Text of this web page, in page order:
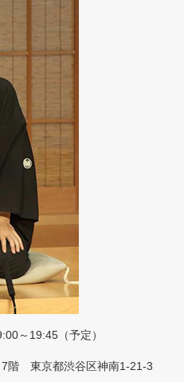
～19:45（予定）
階 東京都渋谷区神南1-21-3